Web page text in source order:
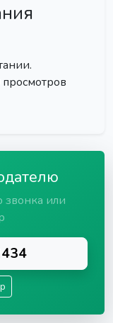
звонка или